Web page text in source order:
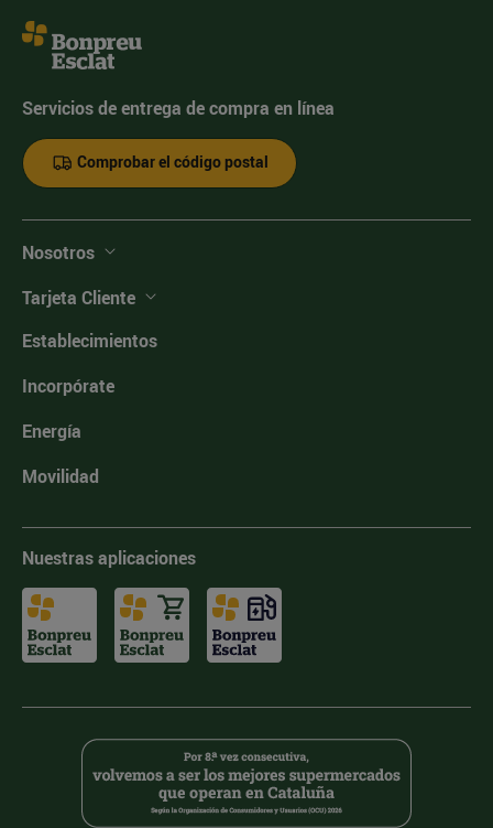
Servicios de entrega de compra en línea
Comprobar el código postal
Nosotros
Tarjeta Cliente
Establecimientos
Incorpórate
Energía
Movilidad
Nuestras aplicaciones